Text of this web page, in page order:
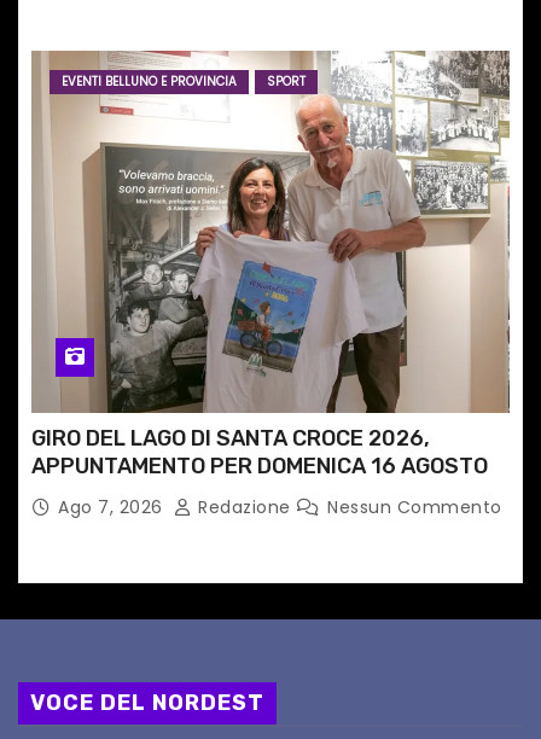
EVENTI BELLUNO E PROVINCIA SPORT
GIRO DEL LAGO DI SANTA CROCE 2026,
APPUNTAMENTO PER DOMENICA 16 AGOSTO
Ago 7, 2026 Redazione Nessun Commento
VOCE DEL NORDEST